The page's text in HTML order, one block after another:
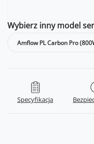
Wybierz inny model
Amflow PL Carbon Pro
Specyfikacja